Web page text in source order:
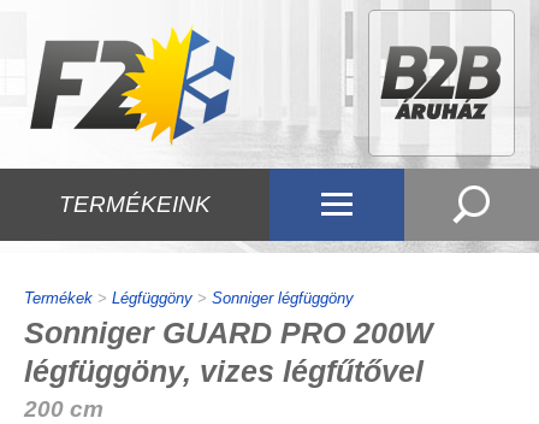
TERMÉKEINK
Termékek > Légfüggöny > Sonniger légfüggöny
Sonniger GUARD PRO 200W
légfüggöny, vizes légfűtővel
200 cm